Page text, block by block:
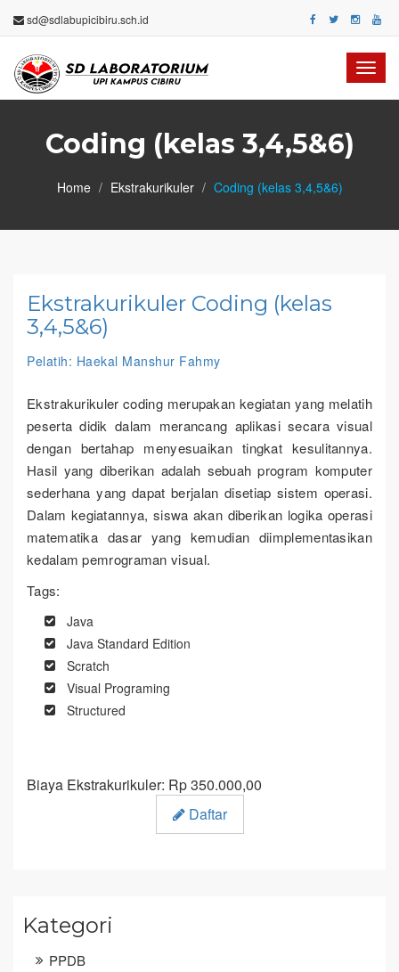
sd@sdlabupicibiru.sch.id
Coding (kelas 3,4,5&6)
Home Ekstrakurikuler Coding (kelas 3,4,5&6)
Ekstrakurikuler Coding (kelas
3,4,5&6)
Pelatih: Haekal Manshur Fahmy
Ekstrakurikuler coding merupakan kegiatan yang melatih
peserta didik dalam merancang aplikasi secara visual
dengan bertahap menyesuaikan tingkat kesulitannya.
Hasil yang diberikan adalah sebuah program komputer
sederhana yang dapat berjalan disetiap sistem operasi.
Dalam kegiatannya, siswa akan diberikan logika operasi
matematika dasar yang kemudian diimplementasikan
kedalam pemrograman visual.
Tags:
Java
Java Standard Edition
Scratch
Visual Programing
Structured
Biaya Ekstrakurikuler: Rp 350.000,00
Daftar
Kategori
PPDB